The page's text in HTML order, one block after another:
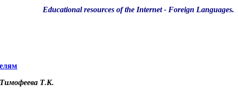
Educational resources of the Internet- Foreign Languages.
Тимофеева Т.К.